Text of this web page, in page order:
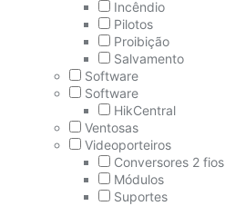
Incêndio
Pilotos
Proibição
Salvamento
Software
Software
HikCentral
Ventosas
Videoporteiros
Conversores 2 fios
Módulos
Suportes